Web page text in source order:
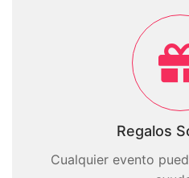
Regalos
Cualquier evento